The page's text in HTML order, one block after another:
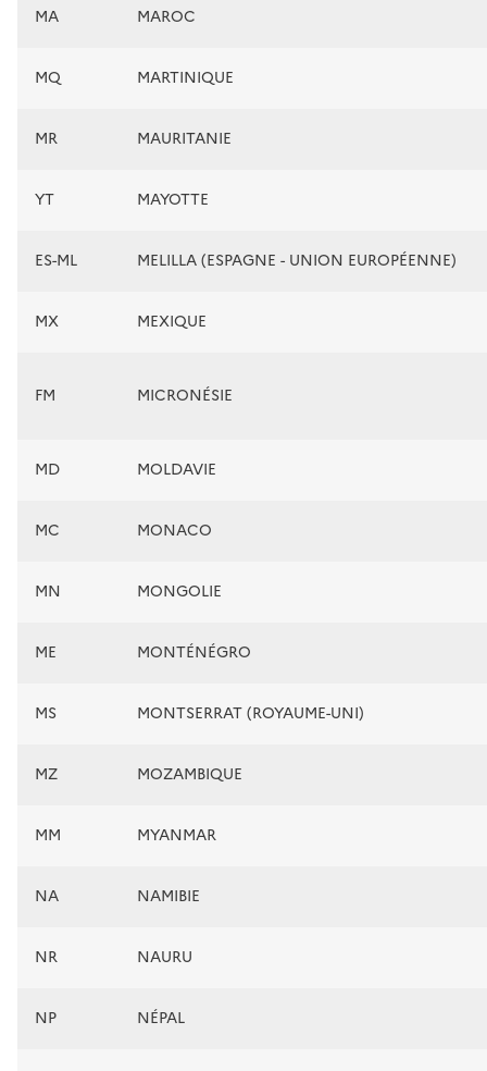
MA MAROC
MQ MARTINIQUE
MR MAURITANIE
YT MAYOTTE
ES-ML MELILLA (ESPAGNE - UNION EUROPÉENNE)
MX MEXIQUE
FM MICRONÉSIE
MD MOLDAVIE
MC MONACO
MN MONGOLIE
ME MONTÉNÉGRO
MS MONTSERRAT (ROYAUME-UNI)
MZ MOZAMBIQUE
MM MYANMAR
NA NAMIBIE
NR NAURU
NP NÉPAL